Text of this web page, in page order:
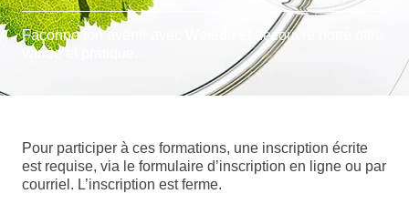
Façonne ton avenir avec Weleda et découvre notre offre
variée et pratique.
Pour participer à ces formations, une inscription écrite
est requise, via le formulaire d’inscription en ligne ou par
courriel. L’inscription est ferme.